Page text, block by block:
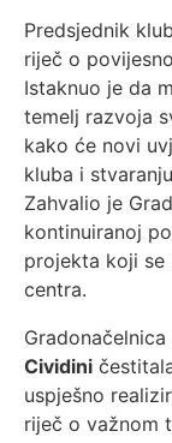
Predsjednik
riječ o
Istaknuo je da
temelj razvoja
kako će novi
kluba i
Zahvalio je
kontinuiranoj
projekta koji
centra.
Cividini
uspješno
riječ o važnom